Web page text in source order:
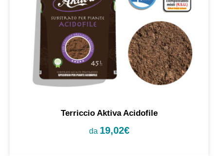
Terriccio Aktiva Acidofile
da 19,02€